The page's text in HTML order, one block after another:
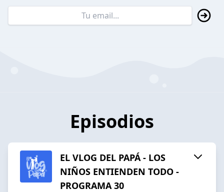
Episodios
EL VLOG DEL PAPÁ - LOS
NIÑOS ENTIENDEN TODO -
PROGRAMA 30